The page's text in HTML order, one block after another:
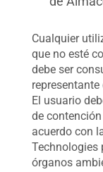
Cualquier
que no esté
debe ser
representante
El usuario
de
acuerdo con
Technologies
órganos